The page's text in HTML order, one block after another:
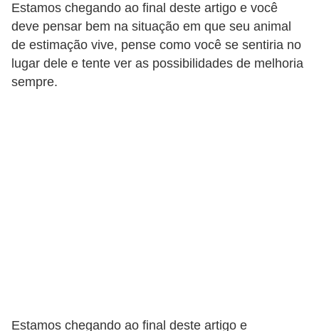
Estamos chegando ao final deste artigo e você
deve pensar bem na situação em que seu animal
de estimação vive, pense como você se sentiria no
lugar dele e tente ver as possibilidades de melhoria
sempre.
Estamos chegando ao final deste artigo e
r
o
d
u